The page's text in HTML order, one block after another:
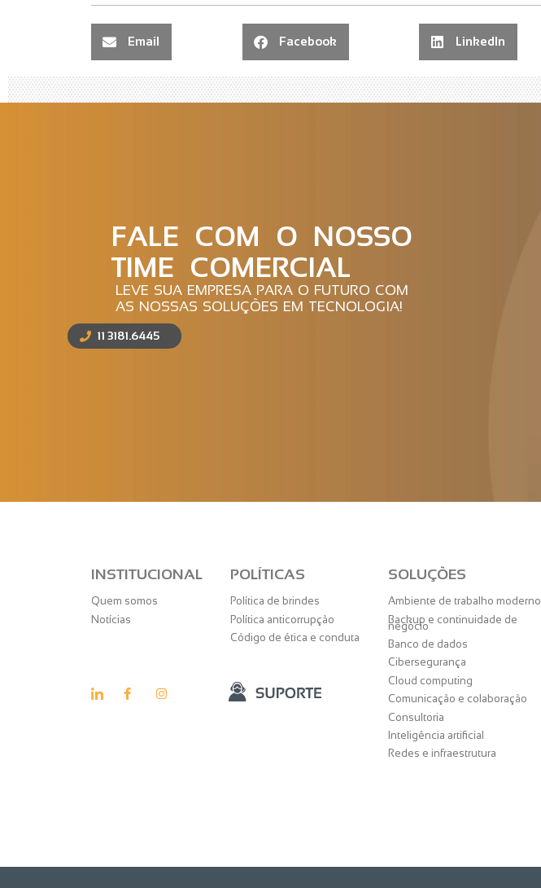
Email Facebook LinkedIn
FALE COM O NOSSO
TIME COMERCIAL
LEVE SUA EMPRESA PARA O FUTURO COM
AS NOSSAS SOLUÇÕES EM TECNOLOGIA!
11 3181.6445
INSTITUCIONAL
Quem somos
Notícias
POLÍTICAS
Política de brindes
Política anticorrupção
Código de ética e conduta
SOLUÇÕES
Ambiente de trabalho moderno
Backup e continuidade de
negócio
Banco de dados
Cibersegurança
Cloud computing
Comunicação e colaboração
Consultoria
Inteligência artificial
Redes e infraestrutura